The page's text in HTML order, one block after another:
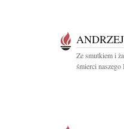
Ze smutkiem i
śmierci naszego